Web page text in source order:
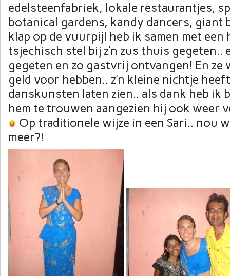
edelsteenfabriek, lokale restaurantjes,
botanical gardens, kandy dancers, giant
klap op de vuurpijl heb ik samen met een
tsjechisch stel bij z’n zus thuis gegeten..
gegeten en zo gastvrij ontvangen! En ze
geld voor hebben.. z’n kleine nichtje
danskunsten laten zien.. als dank heb ik
hem te trouwen aangezien hij ook weer
Op traditionele wijze in een Sari.. nou
meer?!